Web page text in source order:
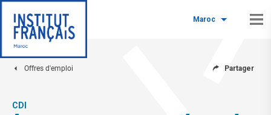
Maroc
Offres d'emploi Partager
CDI